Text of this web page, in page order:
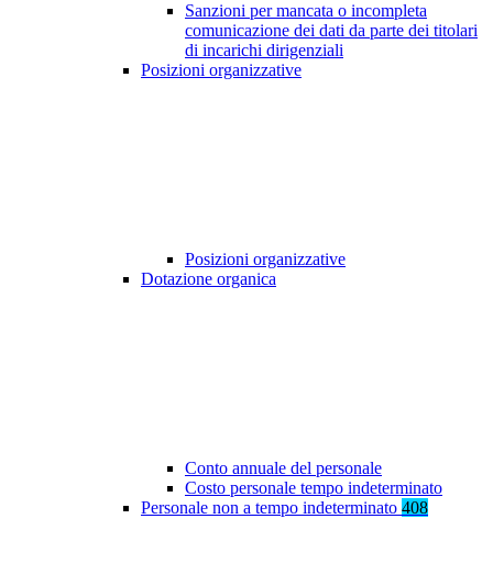
Sanzioni per mancata o incompleta
comunicazione dei dati da parte dei titolari
di incarichi dirigenziali
Posizioni organizzative
Posizioni organizzative
Dotazione organica
Conto annuale del personale
Costo personale tempo indeterminato
Personale non a tempo indeterminato 408